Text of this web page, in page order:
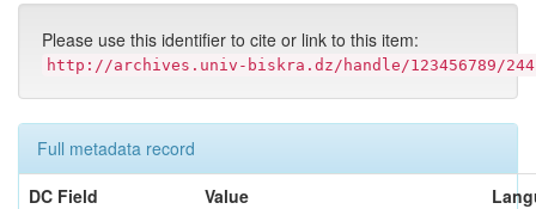
Please use this identifier to cite or link to this item:
http://archives.univ-biskra.dz/handle/123456789/
Full metadata record
DC Field
Value